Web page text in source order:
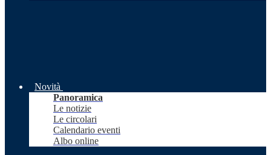
Novità
Panoramica
Le notizie
Le circolari
Calendario eventi
Albo online